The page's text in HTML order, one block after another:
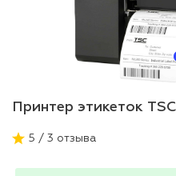
Принтер этикеток
5 / 3 отзыва